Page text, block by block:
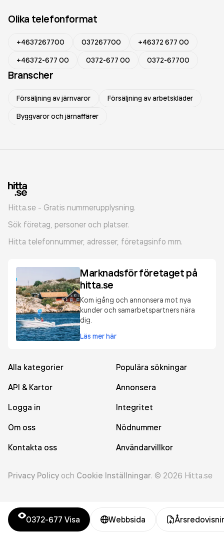
0372-677 Visa Webbsida
Olika telefonformat
+4637267700 037267700
+46372 677 00
+46372-677 00
0372-677 00 0372-67700
Branscher
Försäljning av järnvaror
Försäljning av arbetskläder
Byggvaror och järnaffärer
Hitta.se - Gratis nummerupplysning.
Sök företag, personer och platser.
Hitta telefonnummer, adresser, företagsinfo mm.
Marknadsför företaget på
hitta.se
Kom igång och annonsera mot nya
kunder och samarbetspartners nära
dig.
Läs mer här
Alla kategorier
Populära sökningar
API & Kartor
Annonsera
Logga in
Integritet
Om oss
Nödnummer
Kontakta oss
Användarvillkor
Privacy Policy och Cookie Inställningar. © 2026 Hitta.se